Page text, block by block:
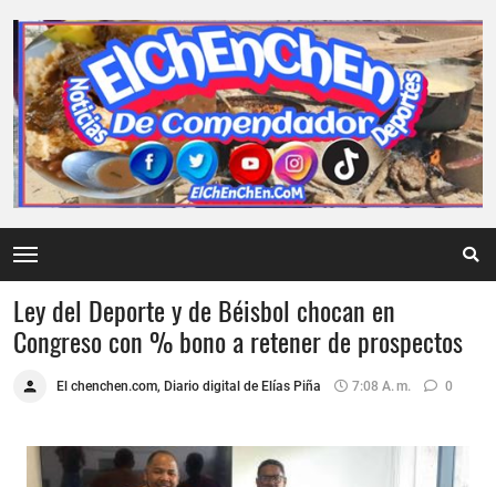
Ley del Deporte y de Béisbol chocan en
Congreso con % bono a retener de prospectos
El chenchen.com, Diario digital de Elías Piña 7:08 A. M. 0